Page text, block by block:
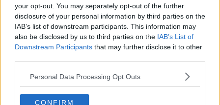
your opt-out. You may separately opt-out of the further
disclosure of your personal information by third parties on the
IAB’s list of downstream participants. This information may
also be disclosed by us to third parties on the IAB’s List of
Downstream Participants that may further disclose it to other
Personal Data Processing Opt Outs
CONFIRM
Magari ci sta anche quel rompicoglioni di Bergoglio!
PS: scherzo, più o meno. È che la storia dello Ius Soli non mi è
andata giù, e come il Parlamento, dopo aver approvato la legge sul
Biotestamento ha fatto questa porcata. Tecnicamente si direbbe
che “hanno fatto un fiore e ci hanno cacato sopra”.
Immediatamente. Buone Feste a tutti!
Franco Bonciani